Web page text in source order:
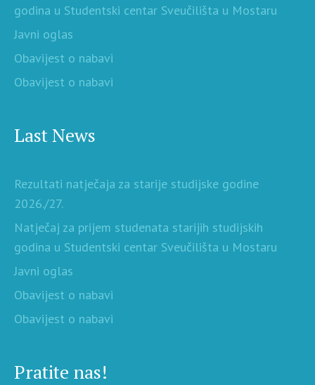
godina u Studentski centar Sveučilišta u Mostaru
Javni oglas
Obavijest o nabavi
Obavijest o nabavi
Last News
Rezultati natječaja za starije studijske godine
2026./27.
Natječaj za prijem studenata starijih studijskih
godina u Studentski centar Sveučilišta u Mostaru
Javni oglas
Obavijest o nabavi
Obavijest o nabavi
Pratite nas!